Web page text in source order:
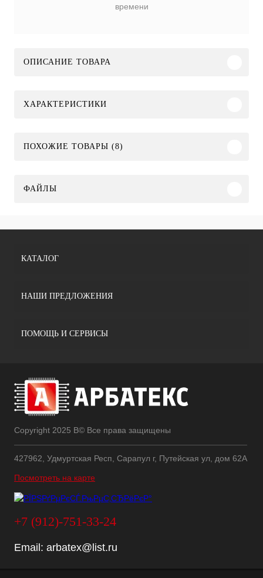
времени
ОПИСАНИЕ ТОВАРА
ХАРАКТЕРИСТИКИ
ПОХОЖИЕ ТОВАРЫ (8)
ФАЙЛЫ
КАТАЛОГ
НАШИ ПРЕДЛОЖЕНИЯ
ПОМОЩЬ И СЕРВИСЫ
Copyright 2025 В© Все права защищены
427962, Удмуртская Респ, Сарапул г, Путейская ул, дом 62А
Посмотреть на карте
+7 (912)-751-33-24
Email: arbatex@list.ru